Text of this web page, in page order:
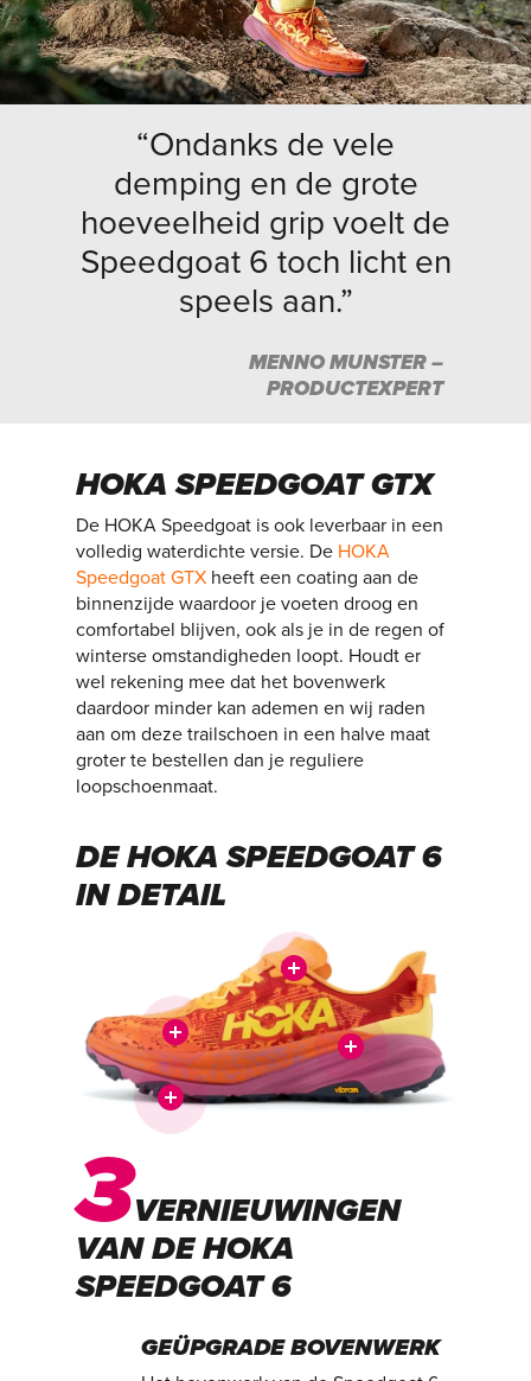
“Ondanks de vele
demping en de grote
hoeveelheid grip voelt de
Speedgoat 6 toch licht en
speels aan.”
MENNO MUNSTER –
PRODUCTEXPERT
HOKA SPEEDGOAT GTX
De HOKA Speedgoat is ook leverbaar in een
volledig waterdichte versie. De HOKA
Speedgoat GTX heeft een coating aan de
binnenzijde waardoor je voeten droog en
comfortabel blijven, ook als je in de regen of
winterse omstandigheden loopt. Houdt er
wel rekening mee dat het bovenwerk
daardoor minder kan ademen en wij raden
aan om deze trailschoen in een halve maat
groter te bestellen dan je reguliere
loopschoenmaat.
DE HOKA SPEEDGOAT 6
IN DETAIL
3VERNIEUWINGEN
VAN DE HOKA
SPEEDGOAT 6
GEÜPGRADE BOVENWERK